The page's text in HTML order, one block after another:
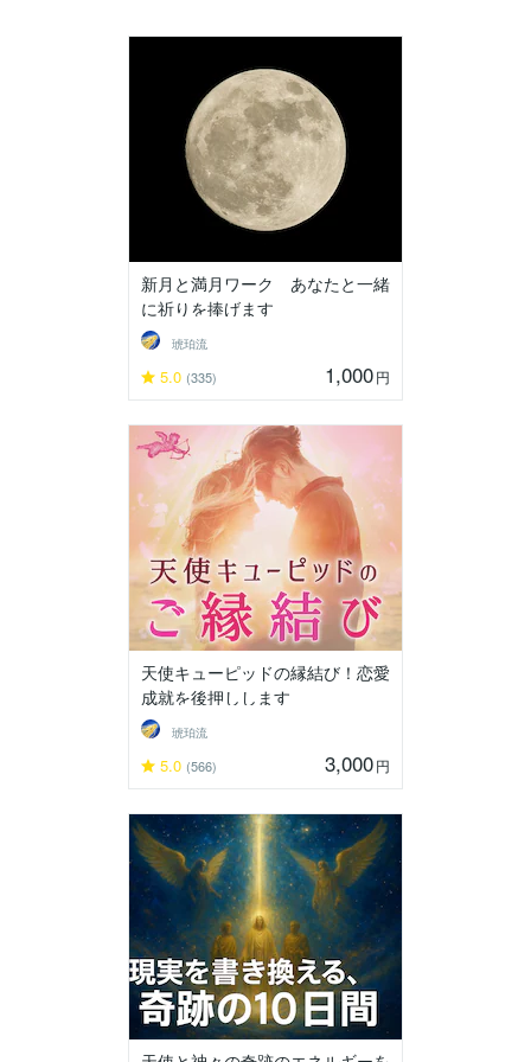
新月と満月ワーク あなたと一緒
に祈りを捧げます
琥珀流
5.0 (335) 1,000円
天使キューピッドの縁結び！恋愛
成就を後押しします
琥珀流
5.0 (566) 3,000円